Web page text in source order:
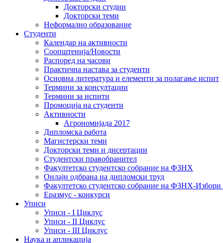
Докторски студии
Докторски теми
Неформално образование
Студенти
Календар на активности
Соопштенија/Новости
Распоред на часови
Практична настава за студенти
Основна литература и елементи за полагање испит
Термини за консултации
Термини за испити
Промоција на студенти
Активности
Агрономијада 2017
Дипломска работа
Магистерски теми
Докторски теми и дисертации
Студентски правобранител
Факултетско студентско собрание на ФЗНХ
Онлајн одбрана на дипломски труд
Факултетско студентско собрание на ФЗНХ-
Еразмус - конкурси
Уписи
Уписи - I Циклус
Уписи - II Циклус
Уписи - III Циклус
Наука и апликација